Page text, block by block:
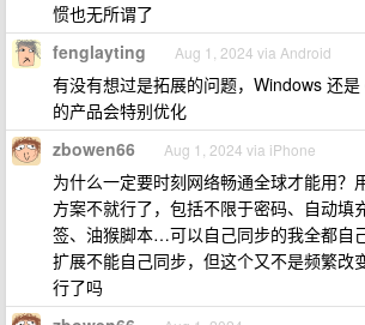
惯也无所谓了
fenglayting Aug 1, 2024 via Android
有没有想过是拓展的问题，Windows 还
的产品会特别优化
zbowen66 Aug 1, 2024 via iPhone
为什么一定要时刻网络畅通全球才能用？
方案不就行了，包括不限于密码、自动填
签、油猴脚本…可以自己同步的我全都自
扩展不能自己同步，但这个又不是频繁改
行了吗